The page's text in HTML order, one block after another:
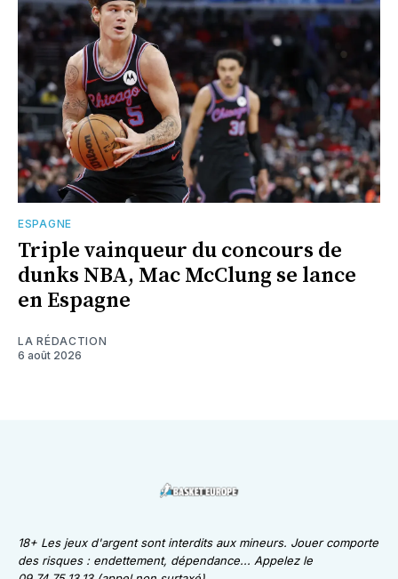
ESPAGNE
Triple vainqueur du concours de
dunks NBA, Mac McClung se lance
en Espagne
LA RÉDACTION
6 août 2026
18+ Les jeux d'argent sont interdits aux mineurs. Jouer comporte
des risques : endettement, dépendance... Appelez le